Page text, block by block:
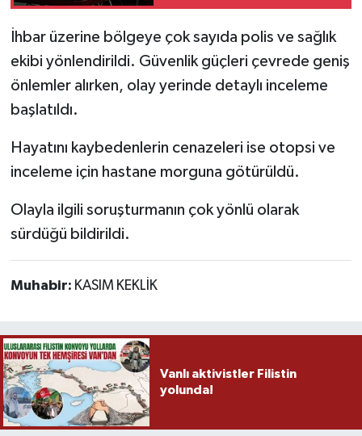
İhbar üzerine bölgeye çok sayıda polis ve sağlık
ekibi yönlendirildi. Güvenlik güçleri çevrede geniş
önlemler alırken, olay yerinde detaylı inceleme
başlatıldı.
Hayatını kaybedenlerin cenazeleri ise otopsi ve
inceleme için hastane morguna götürüldü.
Olayla ilgili soruşturmanın çok yönlü olarak
sürdüğü bildirildi.
Muhabir: KASIM KEKLİK
Vanlı aktivistler Filistin
yolunda!